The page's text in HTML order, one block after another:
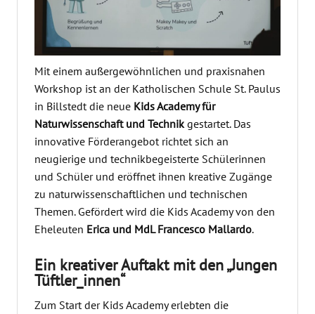
Mit einem außergewöhnlichen und praxisnahen
Workshop ist an der Katholischen Schule St. Paulus
in Billstedt die neue Kids Academy für
Naturwissenschaft und Technik gestartet. Das
innovative Förderangebot richtet sich an
neugierige und technikbegeisterte Schülerinnen
und Schüler und eröffnet ihnen kreative Zugänge
zu naturwissenschaftlichen und technischen
Themen. Gefördert wird die Kids Academy von den
Eheleuten Erica und MdL Francesco Mallardo.
Ein kreativer Auftakt mit den „Jungen
Tüftler_innen“
Zum Start der Kids Academy erlebten die